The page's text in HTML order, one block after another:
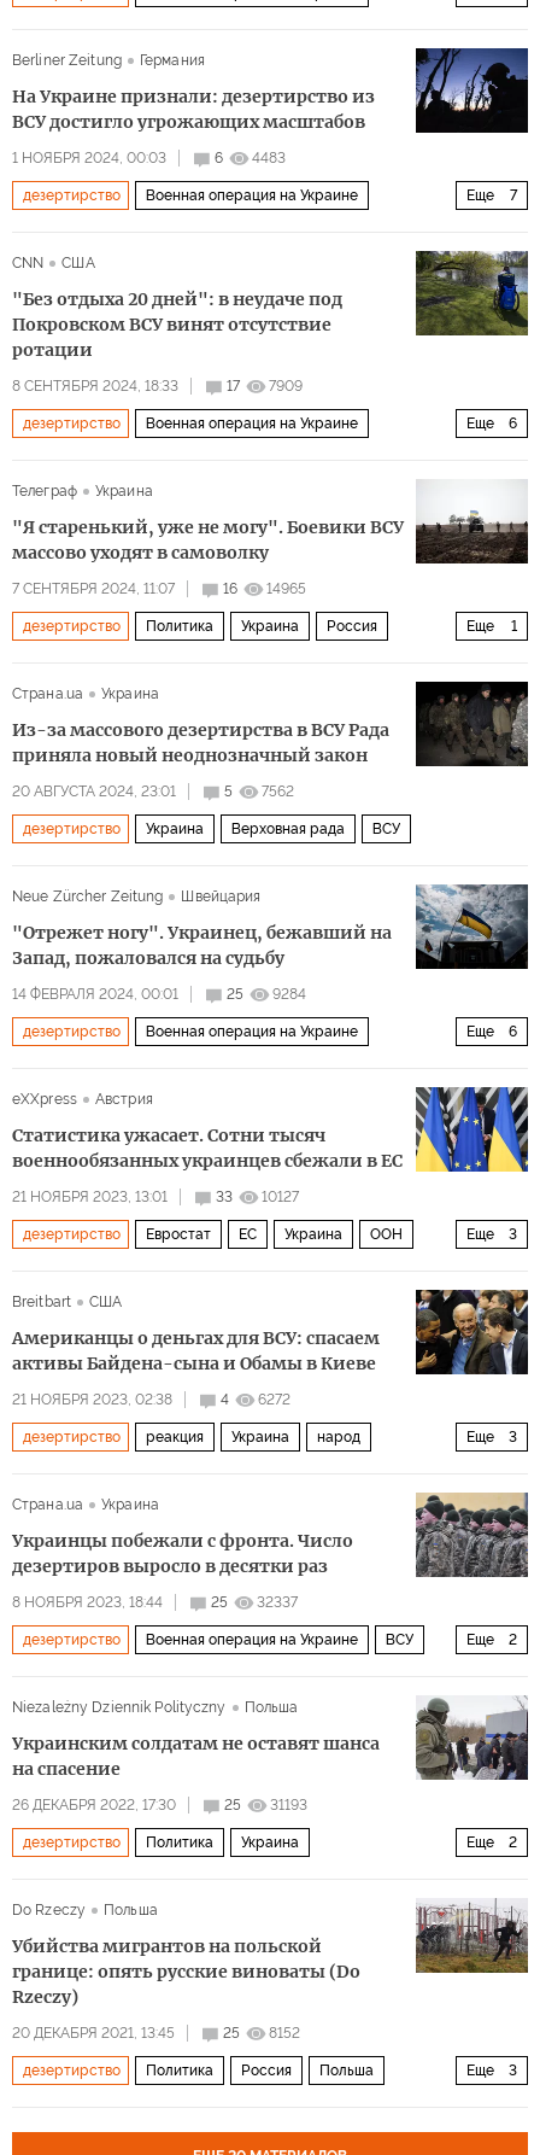
Berliner Zeitung
Германия
На Украине признали: дезертирство из
ВСУ достигло угрожающих масштабов
1 НОЯБРЯ 2024, 00:03 6 4483
Еще 7
дезертирство Военная операция на Украине
CNN США
"Без отдыха 20 дней": в неудаче под
Покровском ВСУ винят отсутствие
ротации
8 СЕНТЯБРЯ 2024, 18:33 17 7909
Еще 6
дезертирство Военная операция на Украине
Телеграф Украина
"Я старенький, уже не могу". Боевики ВСУ
массово уходят в самоволку
7 СЕНТЯБРЯ 2024, 11:07 16 14965
Еще 1
дезертирство Политика Украина Россия
Страна.ua
Украина
Из-за массового дезертирства в ВСУ Рада
приняла новый неоднозначный закон
20 АВГУСТА 2024, 23:01 5 7562
дезертирство Украина Верховная рада ВСУ
Neue Zürcher Zeitung Швейцария
"Отрежет ногу". Украинец, бежавший на
Запад, пожаловался на судьбу
14 ФЕВРАЛЯ 2024, 00:01 25 9284
Еще 6
дезертирство Военная операция на Украине
eXXpress Австрия
Статистика ужасает. Сотни тысяч
военнообязанных украинцев сбежали в ЕС
21 НОЯБРЯ 2023, 13:01 33 10127
Еще 3
дезертирство Евростат ЕС Украина ООН
Breitbart
США
Американцы о деньгах для ВСУ: спасаем
активы Байдена-сына и Обамы в Киеве
21 НОЯБРЯ 2023, 02:38 4 6272
Еще 3
дезертирство реакция Украина народ
Страна.ua
Украина
Украинцы побежали с фронта. Число
дезертиров выросло в десятки раз
8 НОЯБРЯ 2023, 18:44 25 32337
Еще 2
дезертирство Военная операция на Украине ВСУ
Niezależny Dziennik Polityczny
Польша
Украинским солдатам не оставят шанса
на спасение
26 ДЕКАБРЯ 2022, 17:30 25 31193
Еще 2
дезертирство Политика Украина
Do Rzeczy
Польша
Убийства мигрантов на польской
границе: опять русские виноваты (Do
Rzeczy)
20 ДЕКАБРЯ 2021, 13:45 25 8152
Еще 3
дезертирство Политика Россия Польша